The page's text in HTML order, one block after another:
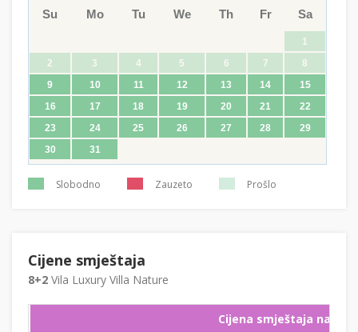
Su Mo Tu We Th Fr Sa
1
2
3 4 5 6 7
8
9
10 11 12 13 14
15
16
17 18 19 20 21
22
23
24 25 26 27 28
29
30
31
Slobodno Zauzeto Prošlo
Cijene smještaja
8+2 Vila Luxury Villa Nature
Cijena smještaja na noć